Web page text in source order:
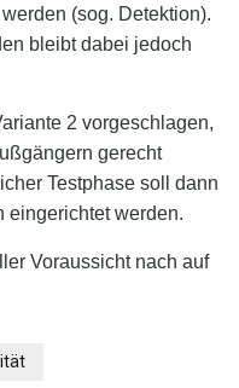
werden (sog. Detektion).
bleibt dabei jedoch
2 vorgeschlagen,
gerecht
Testphase soll dann
eingerichtet werden.
Voraussicht nach auf